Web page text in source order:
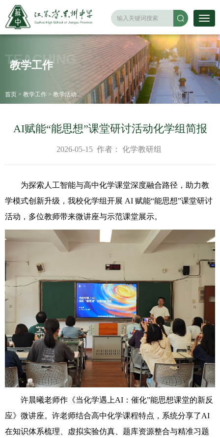
TEACHING
教学工作
首页 > 教学工作 > 教学活动
AI赋能“能思想”课堂研讨活动化学组简报
2026-05-15 作者： 化学教研组
为探索人工智能与高中化学课堂深度融合路径，助力教
学模式创新升级，我校化学组开展 AI 赋能“能思想”课堂研讨
活动，多位教师带来微讲座与示范课堂展示。
许晨曦老师作《当化学遇上AI：催化”能思想课堂的新反
应》微讲座。许老师结合高中化学课程特点，系统分享了AI
在知识体系梳理、虚拟实验仿真、题库资源整合与精准习题